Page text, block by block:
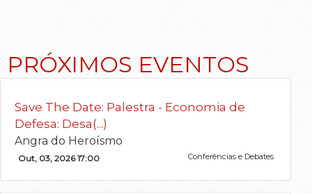
PRÓXIMOS EVENTOS
Save The Date: Palestra - Economia de
Defesa: Desa(...)
Angra do Heroísmo
Out, 03, 2026 17:00 Conferências e Debates